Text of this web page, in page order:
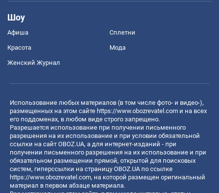
Шоу
Афиша Сплетни
Красота Мода
Женский Журнал
Использование любых материалов (в том числе фото- и видео-),
размещенных на этом сайте https://www.obozrevatel.com и на всех
его поддоменах, в любом виде строго запрещено.
Разрешается использование при получении письменного
разрешения на их использование и при условии обязательной
ссылки на сайт OBOZ.UA, а для интернет-изданий - при
получении письменного разрешения на их использование и при
обязательном размещении прямой, открытой для поисковых
систем, гиперссылки на страницу OBOZ.UA по ссылке
https://www.obozrevatel.com, на которой размещен оригинальный
материал в первом абзаце материала.